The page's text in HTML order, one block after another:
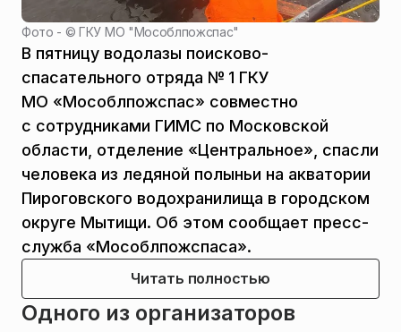
Фото - ©ГКУ МО "Мособлпожспас"
В пятницу водолазы поисково-
спасательного отряда № 1 ГКУ
МО «Мособлпожспас» совместно
с сотрудниками ГИМС по Московской
области, отделение «Центральное», спасли
человека из ледяной полыньи на акватории
Пироговского водохранилища в городском
округе Мытищи. Об этом сообщает пресс-
служба «Мособлпожспаса».
Читать полностью
Одного из организаторов